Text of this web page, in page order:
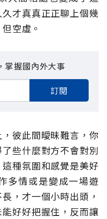
才真真正正聊上個幾
空虛。
掌握國內外大事
訂閱
彼此間曖昧難言，你
些什麼對方不會對別
種氛圍和感覺是美好
多情或是變成一場遊
，才一個小時出頭，
好好把握住，反而讓